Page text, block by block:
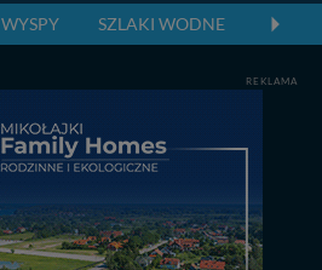
WYSPY SZLAKI WODNE
REKLAMA